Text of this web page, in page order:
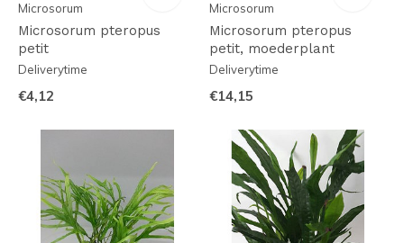
Microsorum
Microsorum pteropus
petit
Deliverytime
€4,12
Microsorum
Microsorum pteropus
petit, moederplant
Deliverytime
€14,15